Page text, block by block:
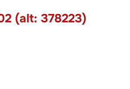
(alt: 378223)